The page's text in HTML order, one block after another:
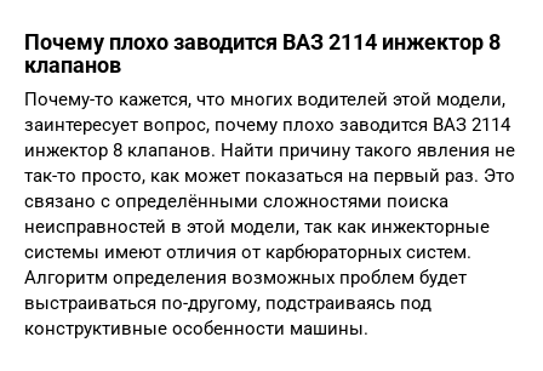
Почему плохо заводится ВАЗ 2114 инжектор 8
клапанов
Почему-то кажется, что многих водителей этой модели,
заинтересует вопрос, почему плохо заводится ВАЗ 2114
инжектор 8 клапанов. Найти причину такого явления не
так-то просто, как может показаться на первый раз. Это
связано с определёнными сложностями поиска
неисправностей в этой модели, так как инжекторные
системы имеют отличия от карбюраторных систем.
Алгоритм определения возможных проблем будет
выстраиваться по-другому, подстраиваясь под
конструктивные особенности машины.